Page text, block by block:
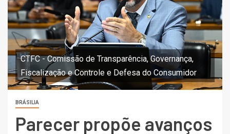
CTFC - Comissão de Transparência, Governança,
Fiscalização e Controle e Defesa do Consumidor
BRÁSILIA
Parecer propõe avanços